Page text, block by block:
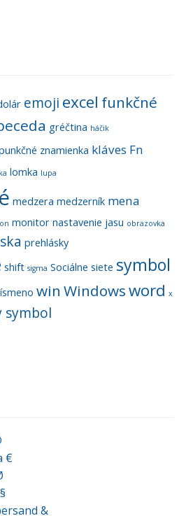
emoji excel funkčné
gréčtina háčik
znamienka kláves Fn
lomka lupa
medzera medzerník mena
monitor nastavenie jasu obrazovka
prehlásky
shift sigma Sociálne siete symbol
win Windowsword x
symbol
€
&